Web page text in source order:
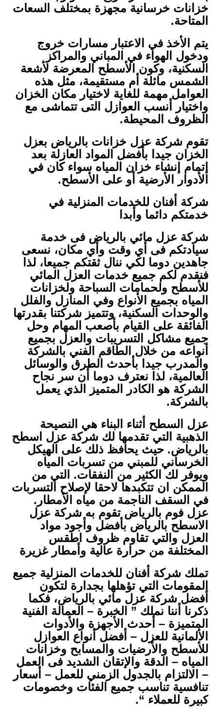
خزانات خرسانية مجهزة بمختلف السعات
المتاحة.
يتم الأخذ في الاعتبار مسارات خروج
ودخول الهواء في المباني والمراكز
السكنية، وكون الأسطح المعرضة لأشعة
الشمس مائلة أم مستقيمة، مثل هذه
العوامل مهمة للغاية لاختيار مكان الخزان
واختيار أنسب العوازل التى تتماشى مع
الظروف المحيطة.
تقوم شركة عزل خزانات بالرياض بعزل
الخزان جيدا بأفضل المواد العازلة بعد
إتمام إنشاء خزان المياه سواء كان في
الأدوار الأرضية أو على الأسطح.
شركة أفنان للخدمات المنزلية في
خدمتكم دائما وأبدا
شركة عزل مائي بالرياض فى خدمة
سيادتكم فى أي وقت وأي مكان، نسعى
جاهدين دوما لكي ننال ثقتكم جميعا، لذا
فنقدم لكم جميع خدمات العزل المائي
للأسطح ولحمامات السباحة ولخزانات
المياه بجميع الأنواع وفي المنازل والفلل
والوحدات السكنية، وتتميز شركتنا بقدرتها
الفائقة على القيام بأصعب المهام وحل
جميع مشاكل التسريبات والعزل بجميع
أنواعه من خلال الطاقم الفني بالشركة
والمدرب جيدا بأحدث الطرق والوسائل
العالمية، لذا نعترف دوما أن سر نجاح
الشركة هو الكادر المتميز الذي يعمل
بالشركة.
عزل السطح أثناء البناء هي النصيحة
الذهبية التي تقدمها لك شركة عزل اسطح
بالرياض. حيث يحافظ ذلك على الهيكل
الخرساني للمبني من تسربات المياه
ويوفر لك الكثير من النفقات. التي من
الممكن ان تتكبدها لاحقا لإصلاح التسربات
في السقف الناجمة من مياه الأمطار.
عزل فوم بالرياض تقوم به شركة عزل
الاسطح بالرياض بأفضل وأجود مواد
العزل والتي تقاوم ظروف اطقس
المختلفة من حرارة عالية وأمطار غزيرة
تملك شركة أفنان للخدمات المنزلية جميع
المقومات التي تؤهلها بجدارة لتكون
أفضل شركة عزل مائي بالرياض، فكما
ذكرنا أننا نملك ” الخبرة – العمالة الفنية
المتميزة – أحدث الأجهزة والأدوات
الألمانية للعزل – أفضل أنواع العوازل
للأسطح والأرضيات والمسابح وخزانات
المياه – الدقة والإتقان الشديد فى العمل
– الالتزام بالجدول الزمني للعمل – أسعار
تنافسية تناسب جميع الفئات وخصومات
كبيرة للعملاء “.